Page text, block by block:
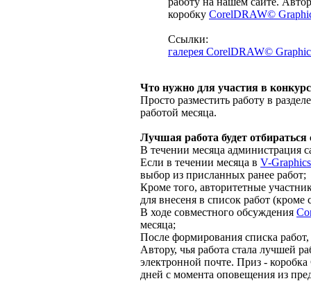
коробку CorelDRAW©
Ссылки:
галерея CorelDRAW©
Что нужно для участия в
Просто разместить работу в
работой месяца.
Лучшая работа будет
В течении месяца администрация
Если в течении месяца в V-Graphics
выбор из присланных ранее работ;
Кроме того, авторитетные
для внесеня в список работ (кроме
В ходе совместного обсуждения
месяца;
После формирования списка
Автору, чья работа стала лучшей
электронной почте. Приз -
дней с момента оповещения из